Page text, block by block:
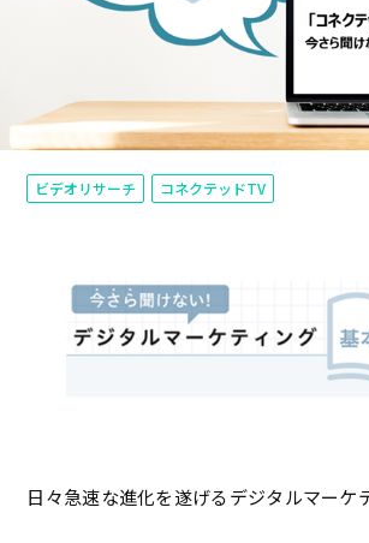
ビデオリサーチ コネクテッドTV
日々急速な進化を遂げるデジタルマーケ